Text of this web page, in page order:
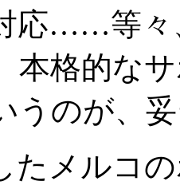
応……等々
本格的な
うのが、
メルコの